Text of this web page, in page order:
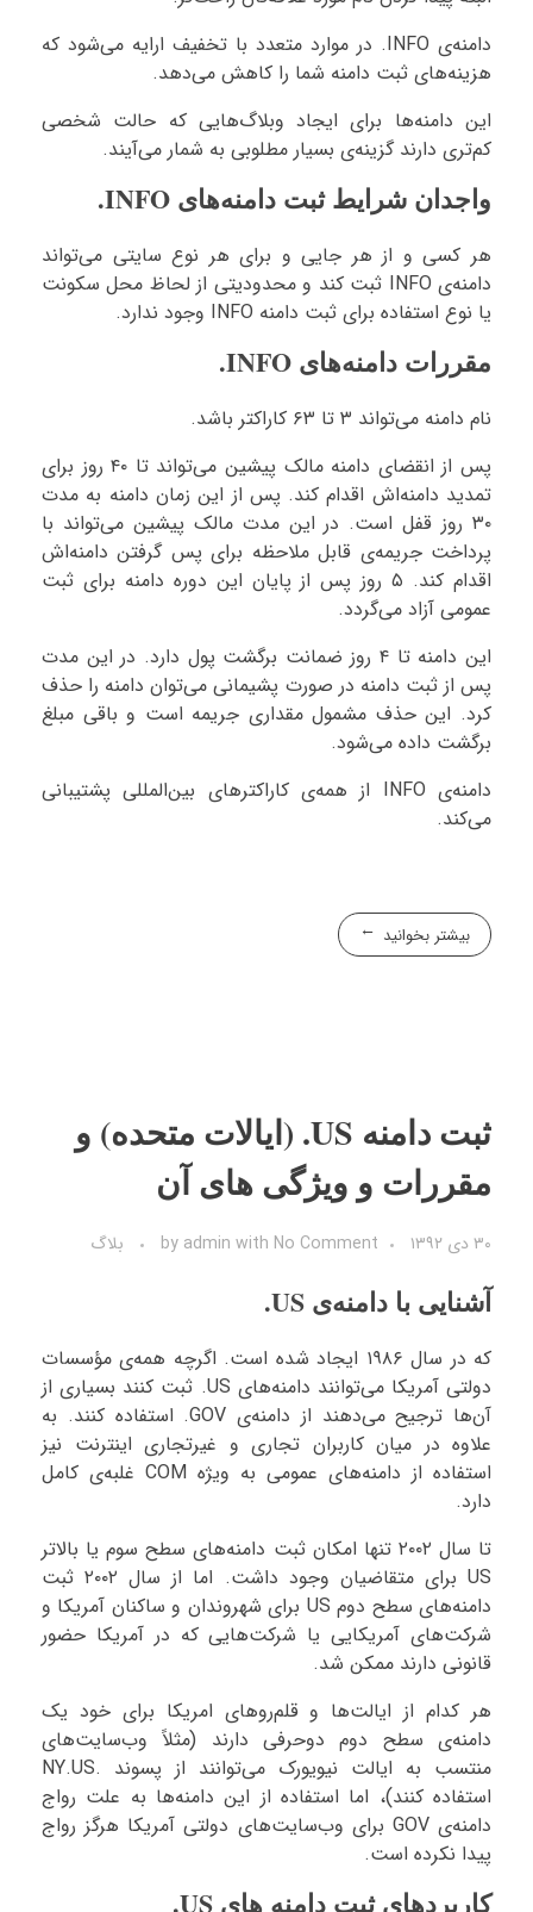
دامنه‌ی INFO. در موارد متعدد با تخفیف ارایه می‌شود که
هزینه‌های ثبت دامنه شما را کاهش می‌دهد.
این دامنه‌ها برای ایجاد وبلاگ‌هایی که حالت شخصی
کم‌تری دارند گزینه‌ی بسیار مطلوبی به شمار می‌آیند.
واجدان شرایط ثبت دامنه‌های INFO.
هر کسی و از هر جایی و برای هر نوع سایتی می‌تواند
دامنه‌ی INFO ثبت کند و محدودیتی از لحاظ محل سکونت
یا نوع استفاده برای ثبت دامنه INFO وجود ندارد.
مقررات دامنه‌های INFO.
نام دامنه می‌تواند ۳ تا ۶۳ کاراکتر باشد.
پس از انقضای دامنه مالک پیشین می‌تواند تا ۴۰ روز برای
تمدید دامنه‌اش اقدام کند. پس از این زمان دامنه به مدت
۳۰ روز قفل است. در این مدت مالک پیشین می‌تواند با
پرداخت جریمه‌ی قابل ملاحظه برای پس گرفتن دامنه‌اش
اقدام کند. ۵ روز پس از پایان این دوره دامنه برای ثبت
عمومی آزاد می‌گردد.
این دامنه تا ۴ روز ضمانت برگشت پول دارد. در این مدت
پس از ثبت دامنه در صورت پشیمانی می‌توان دامنه را حذف
کرد. این حذف مشمول مقداری جریمه است و باقی مبلغ
برگشت داده می‌شود.
دامنه‌ی INFO از همه‌ی کاراکترهای بین‌المللی پشتیبانی
می‌کند.
بیشتر بخوانید
ثبت دامنه US. (ایالات متحده) و
مقررات و ویژگی های آن
۳۰ دی ۱۳۹۲ by admin with No Comment بلاگ
آشنایی با دامنه‌ی US.
که در سال ۱۹۸۶ ایجاد شده است. اگرچه همه‌ی مؤسسات
دولتی آمریکا می‌توانند دامنه‌های US. ثبت کنند بسیاری از
آن‌ها ترجیح می‌دهند از دامنه‌ی GOV. استفاده کنند. به
علاوه در میان کاربران تجاری و غیرتجاری اینترنت نیز
استفاده از دامنه‌های عمومی به ویژه COM غلبه‌ی کامل
دارد.
تا سال ۲۰۰۲ تنها امکان ثبت دامنه‌های سطح سوم یا بالاتر
US برای متقاضیان وجود داشت. اما از سال ۲۰۰۲ ثبت
دامنه‌های سطح دوم US برای شهروندان و ساکنان آمریکا و
شرکت‌های آمریکایی یا شرکت‌هایی که در آمریکا حضور
قانونی دارند ممکن شد.
هر کدام از ایالت‌ها و قلم‌روهای امریکا برای خود یک
دامنه‌ی سطح دوم دوحرفی دارند (مثلاً وب‌سایت‌های
منتسب به ایالت نیویورک می‌توانند از پسوند .NY.US
استفاده کنند)،‌ اما استفاده از این دامنه‌ها به علت رواج
دامنه‌ی GOV برای وب‌سایت‌های دولتی آمریکا هرگز رواج
پیدا نکرده است.
کاربردهای ثبت دامنه های US.